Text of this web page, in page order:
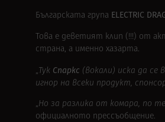
Българската група ELECTRIC
Това е деветият клип (!!!) от
страна, а именно хазарта.
„ Тук Спаркс (вокали) иска да
игнор на всеки продукт,
„Но за разлика от комара, по
официалното прессъобщение.